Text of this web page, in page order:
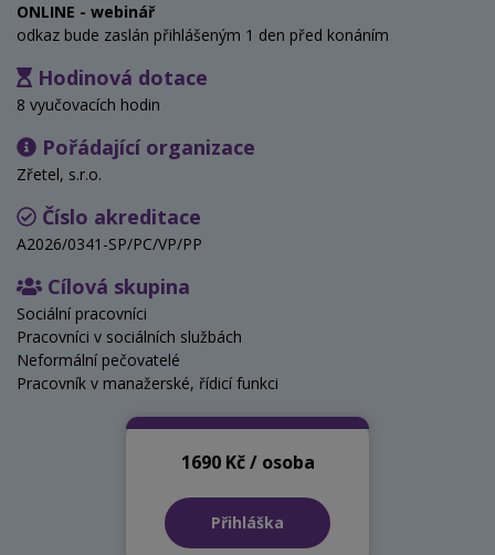
ONLINE - webinář
odkaz bude zaslán přihlášeným 1 den před konáním
Hodinová dotace
8 vyučovacích hodin
Pořádající organizace
Zřetel, s.r.o.
Číslo akreditace
A2026/0341-SP/PC/VP/PP
Cílová skupina
Sociální pracovníci
Pracovníci v sociálních službách
Neformální pečovatelé
Pracovník v manažerské, řídicí funkci
1690 Kč / osoba
Přihláška